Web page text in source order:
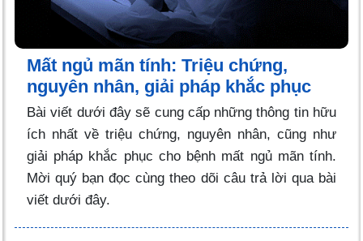
Mất ngủ mãn tính: Triệu chứng,
nguyên nhân, giải pháp khắc phục
Bài viết dưới đây sẽ cung cấp những thông tin hữu
ích nhất về triệu chứng, nguyên nhân, cũng như
giải pháp khắc phục cho bệnh mất ngủ mãn tính.
Mời quý bạn đọc cùng theo dõi câu trả lời qua bài
viết dưới đây.